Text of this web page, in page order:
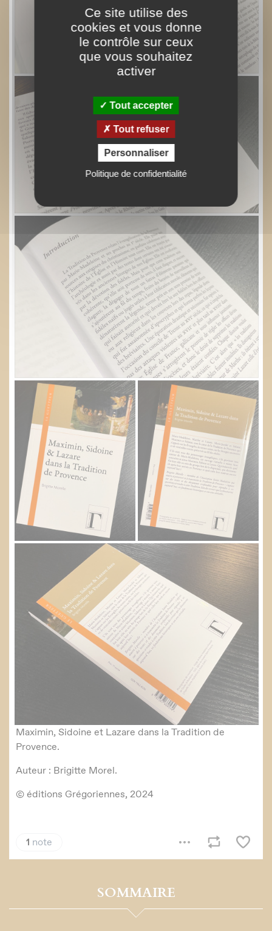
SOMMAIRE
Ce site utilise des
cookies et vous donne
le contrôle sur ceux
que vous souhaitez
activer
Tout accepter
Tout refuser
Personnaliser
Politique de confidentialité